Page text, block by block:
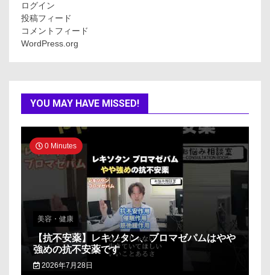
ログイン
投稿フィード
コメントフィード
WordPress.org
YOU MAY HAVE MISSED!
0 Minutes
美容・健康
【抗不安薬】レキソタン、ブロマゼパムはやや
強めの抗不安薬です
2026年7月28日